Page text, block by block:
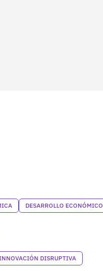
DESARROLLO ECONÓMICO
DISRUPTIVA